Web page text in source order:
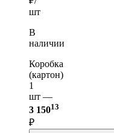
шт
В
наличии
Коробка
(картон)
1
шт —
3 15013
₽